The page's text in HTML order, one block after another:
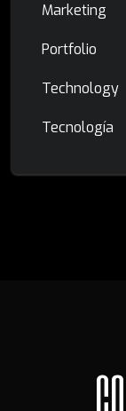
Marketing
Portfolio
Technology
Tecnología